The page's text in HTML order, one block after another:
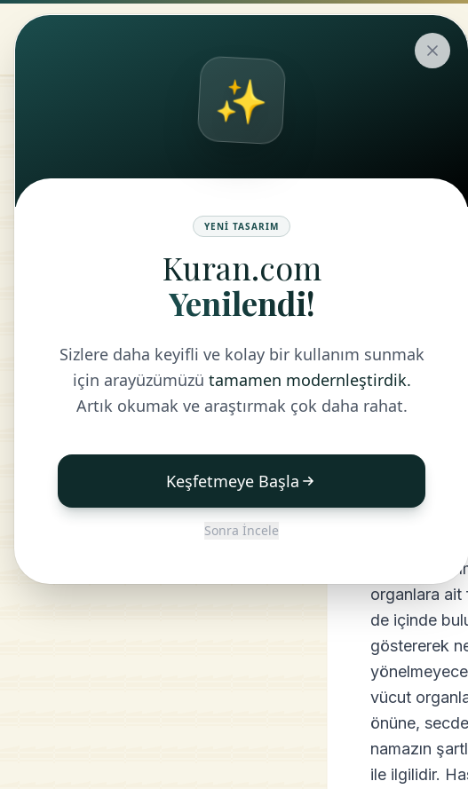
KURAN-I
KONU
1-
FELH:
İFLH:
huzur
yedi özelliği
yedi
açıklama
2-İkincisi
fiillerinden
organlara ait
de içinde
göstererek
vücut
önüne,
namazın
ile ilgilidir.
✨
YENI TASARIM
Kuran.com
Yenilendi!
Sizlere daha keyifli ve kolay bir kullanım sunmak
için arayüzümüzü tamamen modernleştirdik.
Artık okumak ve araştırmak çok daha rahat.
Keşfetmeye Başla
Sonra İncele